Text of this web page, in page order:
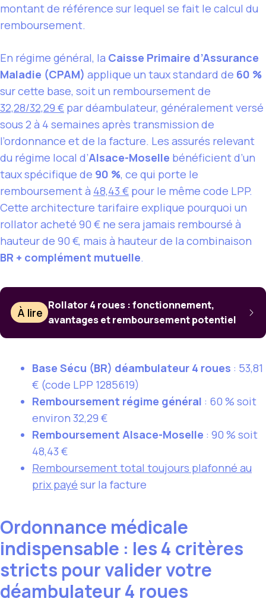
montant de référence sur lequel se fait le calcul du
remboursement.
En régime général, la Caisse Primaire d’Assurance
Maladie (CPAM) applique un taux standard de 60 %
sur cette base, soit un remboursement de
32,28/32,29 € par déambulateur, généralement versé
sous 2 à 4 semaines après transmission de
l’ordonnance et de la facture. Les assurés relevant
du régime local d’Alsace-Moselle bénéficient d’un
taux spécifique de 90 %, ce qui porte le
remboursement à 48,43 € pour le même code LPP.
Cette architecture tarifaire explique pourquoi un
rollator acheté 90 € ne sera jamais remboursé à
hauteur de 90 €, mais à hauteur de la combinaison
BR + complément mutuelle.
À lire
Rollator 4 roues : fonctionnement,
avantages et remboursement potentiel
Base Sécu (BR) déambulateur 4 roues : 53,81
€ (code LPP 1285619)
Remboursement régime général : 60 % soit
environ 32,29 €
Remboursement Alsace-Moselle : 90 % soit
48,43 €
Remboursement total toujours plafonné au
prix payé sur la facture
Ordonnance médicale
indispensable : les 4 critères
stricts pour valider votre
déambulateur 4 roues